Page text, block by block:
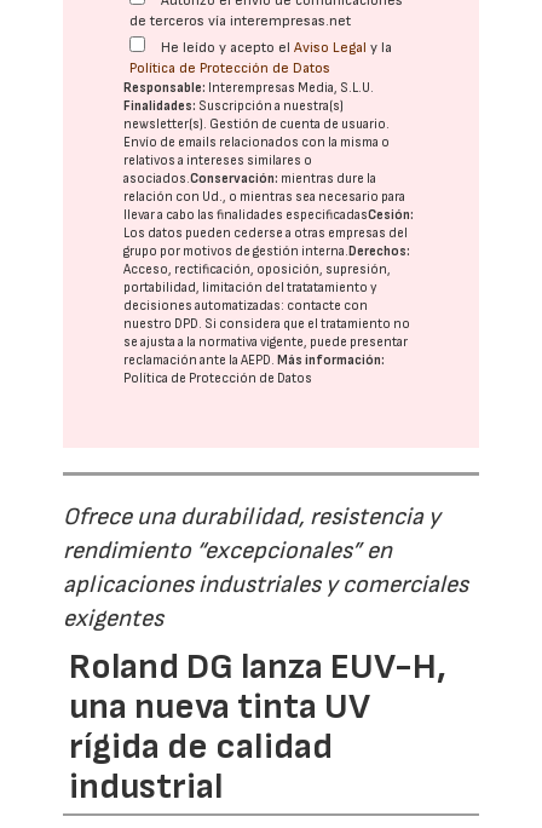
de terceros vía interempresas.net
He leído y acepto elAviso Legal y la
Política de Protección de Datos
Responsable: Interempresas Media, S.L.U.
Finalidades: Suscripción a nuestra(s)
newsletter(s). Gestión de cuenta de usuario.
Envío de emails relacionados con la misma o
relativos a intereses similares o
asociados.Conservación: mientras dure la
relación con Ud., o mientras sea necesario para
llevar a cabo las finalidades especificadasCesión:
Los datos pueden cederse a otras empresas del
grupo por motivos de gestión interna. Derechos:
Acceso, rectificación, oposición, supresión,
portabilidad, limitación del tratatamiento y
decisiones automatizadas: contacte con
nuestro DPD. Si considera que el tratamiento no
se ajusta a la normativa vigente, puede presentar
reclamación ante laAEPD. Más información:
Política de Protección de Datos
Ofrece una durabilidad, resistencia y
rendimiento “excepcionales” en
aplicaciones industriales y comerciales
exigentes
Roland DG lanza EUV-H,
una nueva tinta UV
rígida de calidad
industrial